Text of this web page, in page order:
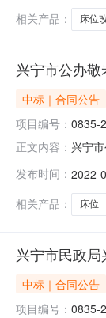
格型
相关产品：
床位
兴宁市公办
中标｜合同公告
项目编号： 0835-
正文内容： 兴宁
号民
发布时间： 2022-
相关产品：
床位
兴宁市民政
中标｜合同公告
项目编号： 0835-